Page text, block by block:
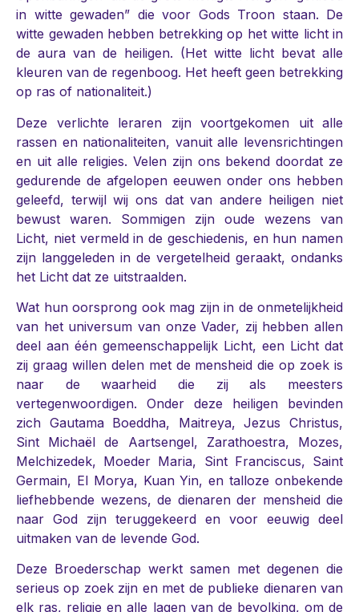
in witte gewaden” die voor Gods Troon staan. De
witte gewaden hebben betrekking op het witte licht in
de aura van de heiligen. (Het witte licht bevat alle
kleuren van de regenboog. Het heeft geen betrekking
op ras of nationaliteit.)
Deze verlichte leraren zijn voortgekomen uit alle
rassen en nationaliteiten, vanuit alle levensrichtingen
en uit alle religies. Velen zijn ons bekend doordat ze
gedurende de afgelopen eeuwen onder ons hebben
geleefd, terwijl wij ons dat van andere heiligen niet
bewust waren. Sommigen zijn oude wezens van
Licht, niet vermeld in de geschiedenis, en hun namen
zijn langgeleden in de vergetelheid geraakt, ondanks
het Licht dat ze uitstraalden.
Wat hun oorsprong ook mag zijn in de onmetelijkheid
van het universum van onze Vader, zij hebben allen
deel aan één gemeenschappelijk Licht, een Licht dat
zij graag willen delen met de mensheid die op zoek is
naar de waarheid die zij als meesters
vertegenwoordigen. Onder deze heiligen bevinden
zich Gautama Boeddha, Maitreya, Jezus Christus,
Sint Michaël de Aartsengel, Zarathoestra, Mozes,
Melchizedek, Moeder Maria, Sint Franciscus, Saint
Germain, El Morya, Kuan Yin, en talloze onbekende
liefhebbende wezens, de dienaren der mensheid die
naar God zijn teruggekeerd en voor eeuwig deel
uitmaken van de levende God.
Deze Broederschap werkt samen met degenen die
serieus op zoek zijn en met de publieke dienaren van
elk ras, religie en alle lagen van de bevolking, om de